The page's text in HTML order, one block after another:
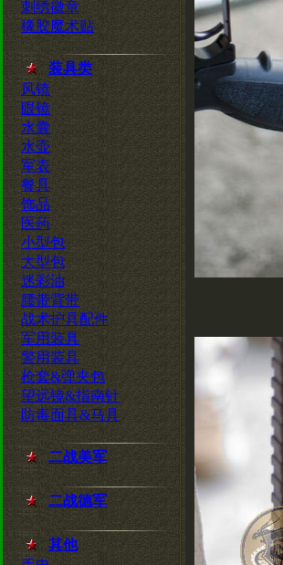
刺绣徽章
橡胶魔术贴
装具类
风镜
眼镜
水囊
水壶
军表
餐具
饰品
医药
小型包
大型包
迷彩油
腰带背带
战术护具配件
军用装具
警用装具
枪套&弹夹包
望远镜&指南针
防毒面具&马具
二战美军
二战德军
其他